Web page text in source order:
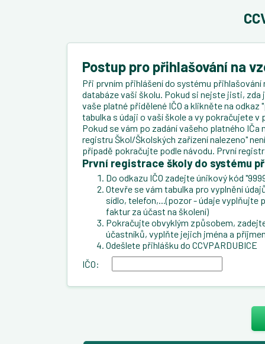
Postup pro přihlašování na
Při prvním přihlášení do systému
databáze vaši školu. Pokud si nejste jisti, zda
vaše platné přidělené IČO a klikněte na
tabulka s údaji o vaší škole a vy pokračujete
Pokud se vám po zadání vašeho platného IČa
registru Škol/Školských zařízení nalezeno"
případě pokračujte podle návodu. První
První registrace školy do systému
Do odkazu IČO zadejte únikový kód
Otevře se vám tabulka pro vyplnění
sídlo, telefon,...(pozor - údaje vyplňujte
faktur za účast na školení)
Pokračujte obvyklým způsobem,
účastníků, vyplňte jejich jména a
Odešlete přihlášku do CCVPARDUBICE
IČO: